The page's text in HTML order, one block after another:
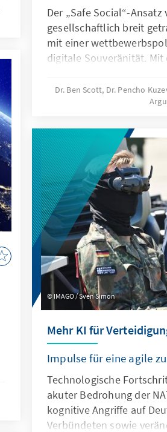
Der „Safe Social“-
gesellschaftlich breit
mit einer
digitale Souveränität.
gefährliche digitale
Untätigkeit
Ausnahmen verbunden
digitale Dienste neu
wirksam geschützt
für europäische
geöffnet werden.
Dr. Ben Scott, Dr. Pencho
IMAGO / Sven Simon
Mehr KI für
Impulse für eine agile
Technologische
akuter Bedrohung der
kognitive Angriffe auf
Verbündeten sowie